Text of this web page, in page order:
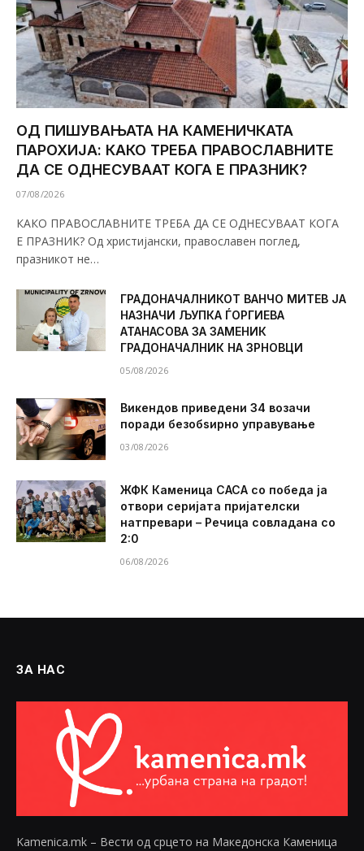
ОД ПИШУВАЊАТА НА КАМЕНИЧКАТА
ПАРОХИЈА: КАКО ТРЕБА ПРАВОСЛАВНИТЕ
ДА СЕ ОДНЕСУВААТ КОГА Е ПРАЗНИК?
07/08/2026
КАКО ПРАВОСЛАВНИТЕ ТРЕБА ДА СЕ ОДНЕСУВААТ КОГА
Е ПРАЗНИК? Од христијански, православен поглед,
празникот не…
ГРАДОНАЧАЛНИКОТ ВАНЧО МИТЕВ ЈА
НАЗНАЧИ ЉУПКА ЃОРГИЕВА
АТАНАСОВА ЗА ЗАМЕНИК
ГРАДОНАЧАЛНИК НА ЗРНОВЦИ
05/08/2026
Викендов приведени 34 возачи
поради безобѕирно управување
03/08/2026
ЖФК Каменица САСА со победа ја
отвори серијата пријателски
натпревари – Речица совладана со
2:0
06/08/2026
ЗА НАС
Kamenica.mk – Вести од срцето на Македонска Каменица